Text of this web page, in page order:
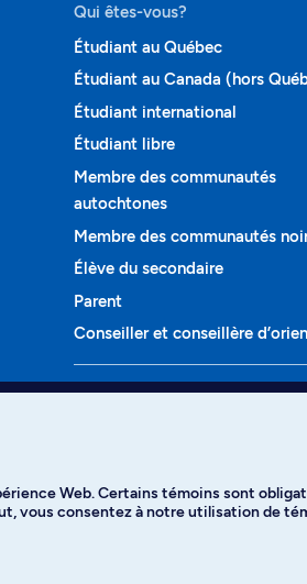
Qui êtes-vous?
Étudiant au Québec
Étudiant au Canada (hors
Étudiant international
Étudiant libre
Membre des communautés
autochtones
Membre des communautés
Élève du secondaire
Parent
Conseiller et conseillère
Programmes et cours
Spotify
Web. Certains témoins sont
vous consentez à notre utilisation de